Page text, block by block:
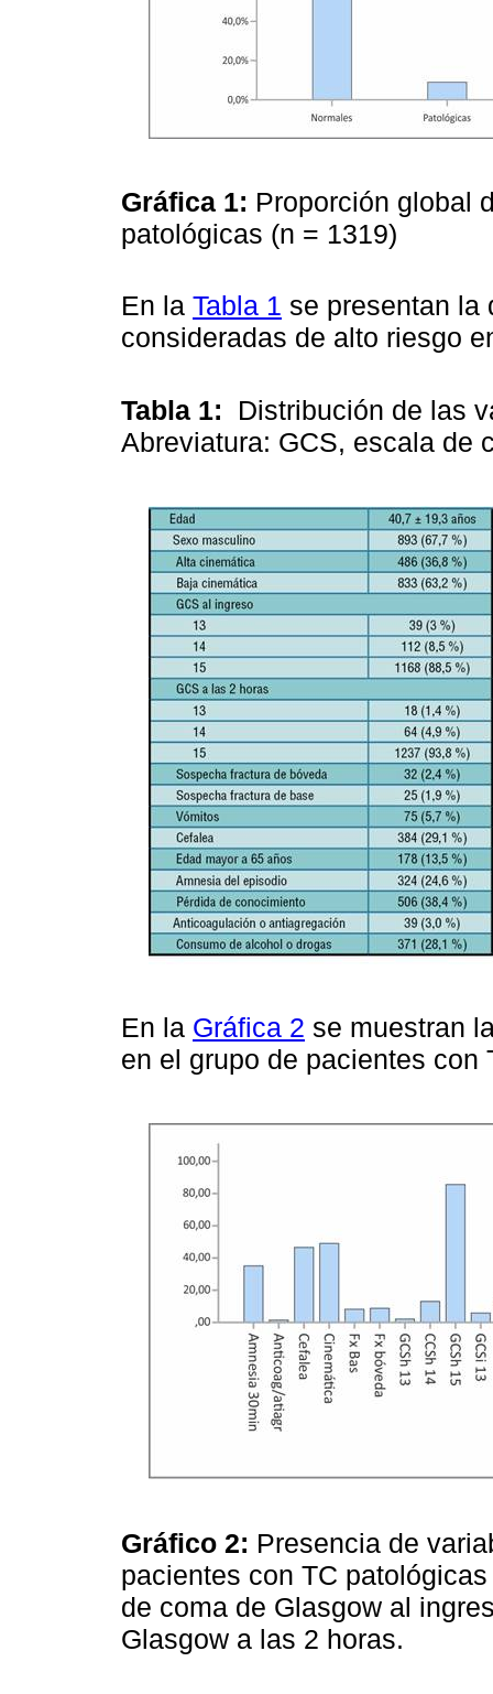
Gráfica 1: Proporción global
patológicas (n = 1319)
En la Tabla 1 se presentan la
consideradas de alto riesgo
Tabla 1: Distribución de las
Abreviatura: GCS, escala de
En la Gráfica 2 se muestran
en el grupo de pacientes con
Gráfico 2: Presencia de
pacientes con TC
de coma de Glasgow al
Glasgow a las 2 horas.